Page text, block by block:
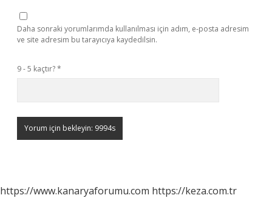
Daha sonraki yorumlarımda kullanılması için adım, e-posta adresim
ve site adresim bu tarayıcıya kaydedilsin.
9 - 5 kaçtır?*
https://www.kanaryaforumu.com https://keza.com.tr